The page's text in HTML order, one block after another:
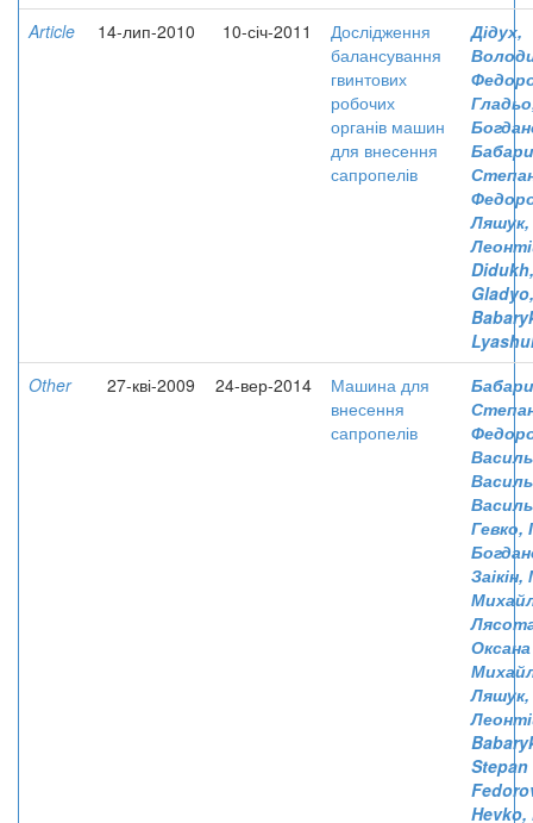
Article
14-лип-2010 10-січ-2011
Дослідження
балансування
гвинтових
робочих
органів машин
для внесення
сапропелів
Дідух,
Other
27-кві-2009 24-вер-2014
Машина для
внесення
сапропелів
Василь
Гевко,
Оксана
Stepan
Hevko,